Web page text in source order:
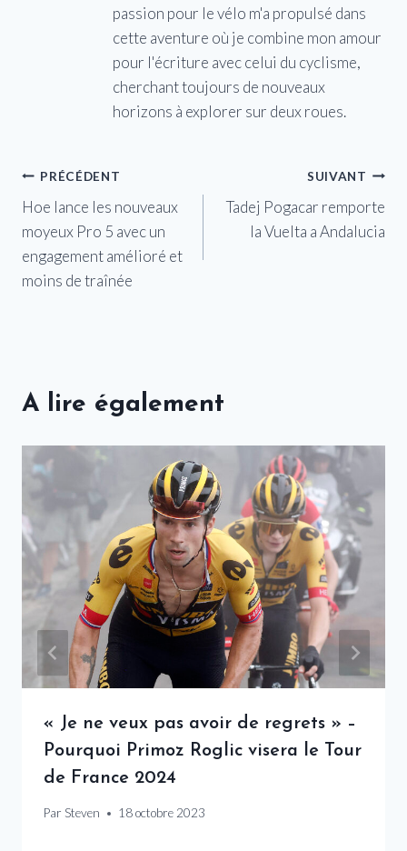
passion pour le vélo m'a propulsé dans
cette aventure où je combine mon amour
pour l'écriture avec celui du cyclisme,
cherchant toujours de nouveaux
horizons à explorer sur deux roues.
Navigation
de
l’article
PRÉCÉDENT
Hoe lance les nouveaux
moyeux Pro 5 avec un
engagement amélioré et
moins de traînée
SUIVANT
Tadej Pogacar remporte
la Vuelta a Andalucia
A lire également
« Je ne veux pas avoir de regrets » –
Pourquoi Primoz Roglic visera le Tour
de France 2024
Par Steven 18 octobre 2023